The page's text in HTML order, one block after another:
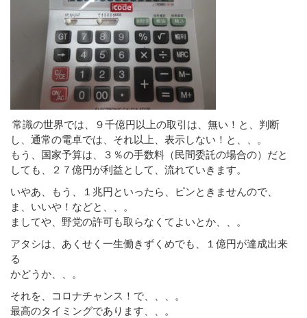
常識の世界では、９千億円以上の取引は、無い！と、判断
し、通常の電卓では、それ以上、表示しない！と、、。
もう、国家予算は、３％の手数料（民間委託の場合の）だと
しても、２７億円が利益として、流れていきます。
いやあ、もう、１兆円といったら、ピンときませんので、
ま、いいや！などと、、。
ましてや、野党の許可も取らなくてよいとか、、。
アタシは、あくせく一生働きずくめでも、１億円が達成出来
る
かどうか、、。
それを、コロナチャンス！で、、、。
最高のタイミングであります、、。